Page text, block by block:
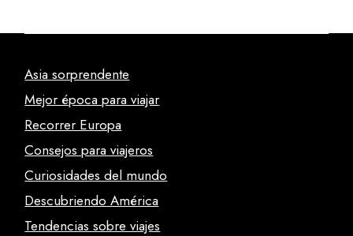
Asia sorprendente
Mejor época para viajar
Recorrer Europa
Consejos para viajeros
Curiosidades del mundo
Descubriendo América
Tendencias sobre viajes